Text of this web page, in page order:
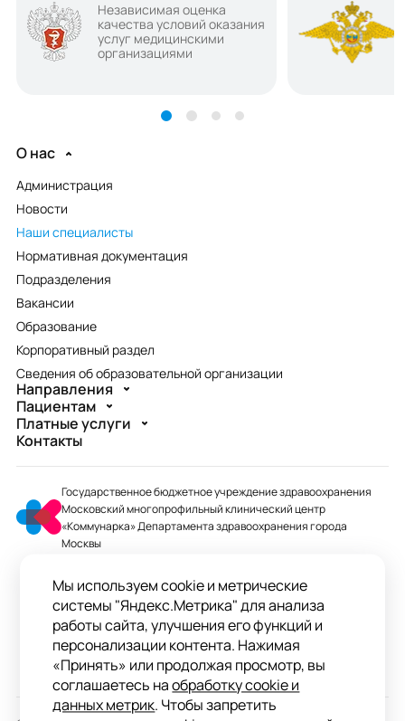
Независимая оценка
качества условий оказания
услуг медицинскими
организациями
О нас
Администрация
Новости
Наши специалисты
Нормативная документация
Подразделения
Вакансии
Образование
Корпоративный раздел
Сведения об образовательной организации
Направления
Пациентам
Платные услуги
Контакты
Государственное бюджетное учреждение здравоохранения
Московский многопрофильный клинический центр
«Коммунарка» Департамента здравоохранения города
Москвы
+7 495 744-07-03
Колл-центр работает до 20:00
ул. Сосенский Стан, д. 8, п. Коммунарка
вн.тер.г. поселение Сосенское, Москва
Мы используем cookie и метрические
системы "Яндекс.Метрика" для анализа
работы сайта, улучшения его функций и
персонализации контента. Нажимая
«Принять» или продолжая просмотр, вы
соглашаетесь наобработку cookie и
данных метрик. Чтобы запретить